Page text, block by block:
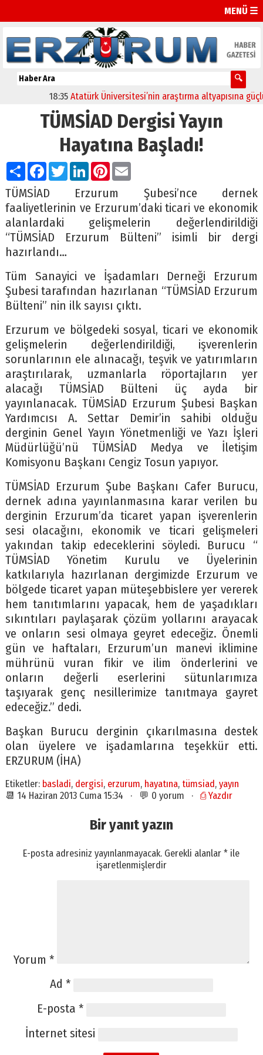
MENÜ ☰
18:35 Atatürk Üniversitesi’nin araştırma altyapısına güçlü
TÜMSİAD Dergisi Yayın
Hayatına Başladı!
PaylaşFacebook
TwitterLinkedIn
Pinterest
Email
TÜMSİAD Erzurum Şubesi’nce dernek
faaliyetlerinin ve Erzurum’daki ticari ve ekonomik
alanlardaki gelişmelerin değerlendirildiği
“TÜMSİAD Erzurum Bülteni” isimli bir dergi
hazırlandı…
Tüm Sanayici ve İşadamları Derneği Erzurum
Şubesi tarafından hazırlanan “TÜMSİAD Erzurum
Bülteni” nin ilk sayısı çıktı.
Erzurum ve bölgedeki sosyal, ticari ve ekonomik
gelişmelerin değerlendirildiği, işverenlerin
sorunlarının ele alınacağı, teşvik ve yatırımların
araştırılarak, uzmanlarla röportajların yer
alacağı TÜMSİAD Bülteni üç ayda bir
yayınlanacak. TÜMSİAD Erzurum Şubesi Başkan
Yardımcısı A. Settar Demir’in sahibi olduğu
derginin Genel Yayın Yönetmenliği ve Yazı İşleri
Müdürlüğü’nü TÜMSİAD Medya ve İletişim
Komisyonu Başkanı Cengiz Tosun yapıyor.
TÜMSİAD Erzurum Şube Başkanı Cafer Burucu,
dernek adına yayınlanmasına karar verilen bu
derginin Erzurum’da ticaret yapan işverenlerin
sesi olacağını, ekonomik ve ticari gelişmeleri
yakından takip edeceklerini söyledi. Burucu “
TÜMSİAD Yönetim Kurulu ve Üyelerinin
katkılarıyla hazırlanan dergimizde Erzurum ve
bölgede ticaret yapan müteşebbislere yer vererek
hem tanıtımlarını yapacak, hem de yaşadıkları
sıkıntıları paylaşarak çözüm yollarını arayacak
ve onların sesi olmaya geyret edeceğiz. Önemli
gün ve haftaları, Erzurum’un manevi iklimine
mührünü vuran fikir ve ilim önderlerini ve
onların değerli eserlerini sütunlarımıza
taşıyarak genç nesillerimize tanıtmaya gayret
edeceğiz.” dedi.
Başkan Burucu derginin çıkarılmasına destek
olan üyelere ve işadamlarına teşekkür etti.
ERZURUM (İHA)
Etiketler: basladi, dergisi, erzurum, hayatına, tümsiad, yayın
📆 14 Haziran 2013 Cuma 15:34 · 💬 0 yorum · ⎙ Yazdır
Bir yanıt yazın
E-posta adresiniz yayınlanmayacak. Gerekli alanlar* ile
işaretlenmişlerdir
Yorum *
Ad *
E-posta *
İnternet sitesi